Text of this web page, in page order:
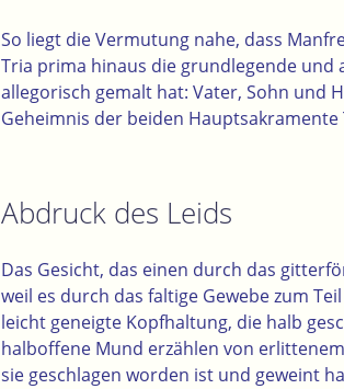
So liegt die Vermutung nahe, dass
Tria prima hinaus die grundlegende und
allegorisch gemalt hat: Vater, Sohn und
Geheimnis der beiden
Abdruck des Leids
Das Gesicht, das einen durch das
weil es durch das faltige Gewebe zum
leicht geneigte Kopfhaltung, die halb
halboffene Mund erzählen von
sie geschlagen worden ist und geweint